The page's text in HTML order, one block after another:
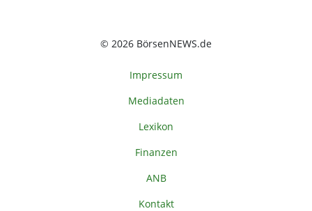
© 2026 BörsenNEWS.de
Impressum
Mediadaten
Lexikon
Finanzen
ANB
Kontakt